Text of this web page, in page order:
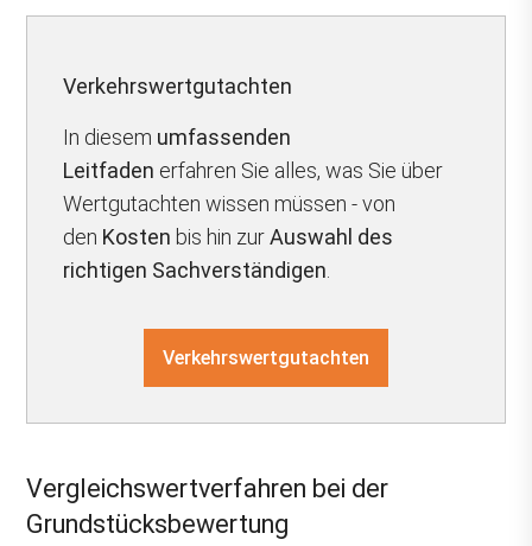
Verkehrswertgutachten
In diesem umfassenden
Leitfaden erfahren Sie alles, was Sie über
Wertgutachten wissen müssen - von
den Kosten bis hin zurAuswahl des
richtigen Sachverständigen
Verkehrswertgutachten
Vergleichswertverfahren bei der
Grundstücksbewertung